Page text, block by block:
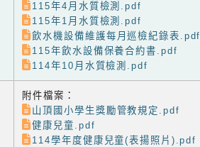
115年4月水質檢測.pdf
115年1月水質檢測.pdf
飲水機設備維護每月巡檢紀錄表.pdf
115年飲水設備保養合約書.pdf
114年10月水質檢測.pdf
附件檔案：
山頂國小學生獎勵管教規定.pdf
健康兒童.pdf
114學年度健康兒童(表揚照片).pdf